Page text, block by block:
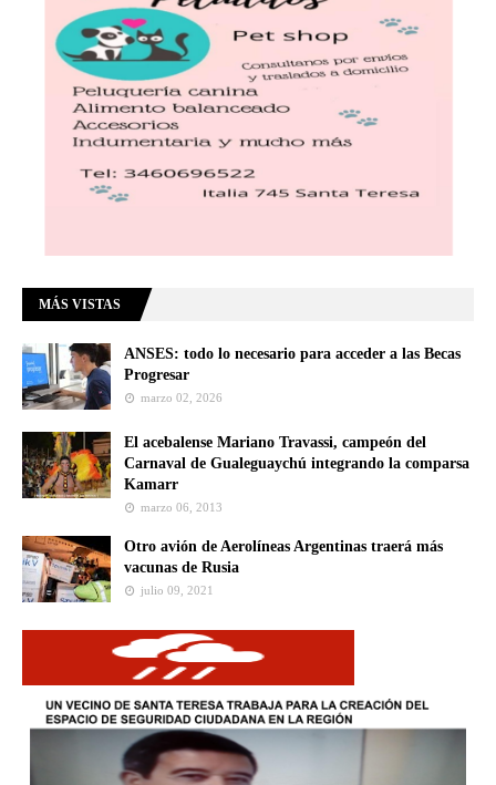
MÁS VISTAS
ANSES: todo lo necesario para acceder a las Becas
Progresar
marzo 02, 2026
El acebalense Mariano Travassi, campeón del
Carnaval de Gualeguaychú integrando la comparsa
Kamarr
marzo 06, 2013
Otro avión de Aerolíneas Argentinas traerá más
vacunas de Rusia
julio 09, 2021